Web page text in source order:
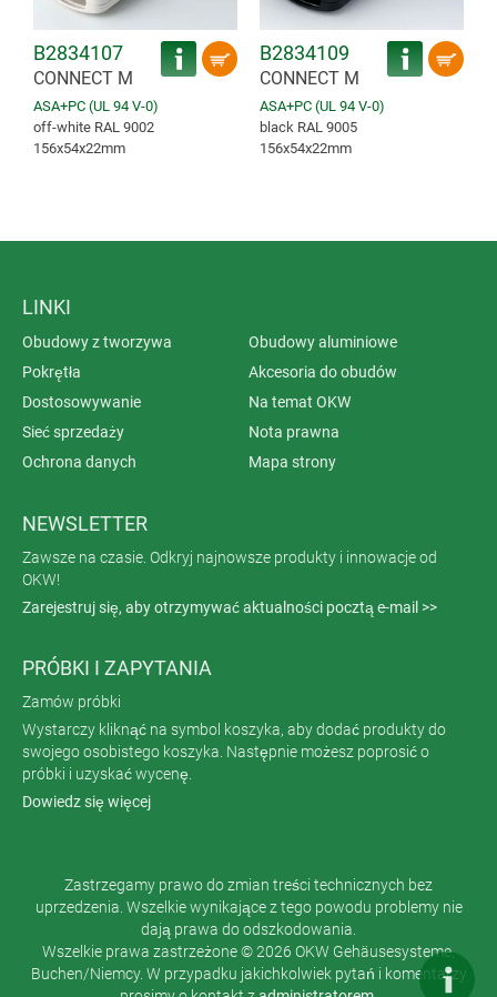
B2834107
CONNECT M
ASA+PC (UL 94 V-0)
off-white RAL 9002
156x54x22mm
B2834109
CONNECT M
ASA+PC (UL 94 V-0)
black RAL 9005
156x54x22mm
LINKI
Obudowy z tworzywa
Obudowy aluminiowe
Pokrętła
Akcesoria do obudów
Dostosowywanie
Na temat OKW
Sieć sprzedaży
Nota prawna
Ochrona danych
Mapa strony
NEWSLETTER
Zawsze na czasie. Odkryj najnowsze produkty i innowacje od
OKW!
Zarejestruj się, aby otrzymywać aktualności pocztą e-mail >>
PRÓBKI I ZAPYTANIA
Zamów próbki
Wystarczy kliknąć na symbol koszyka, aby dodać produkty do
swojego osobistego koszyka. Następnie możesz poprosić o
próbki i uzyskać wycenę.
Dowiedz się więcej
Zastrzegamy prawo do zmian treści technicznych bez
uprzedzenia. Wszelkie wynikające z tego powodu problemy nie
dają prawa do odszkodowania.
Wszelkie prawa zastrzeżone © 2026 OKW Gehäusesysteme,
Buchen/Niemcy. W przypadku jakichkolwiek pytań i komentarzy